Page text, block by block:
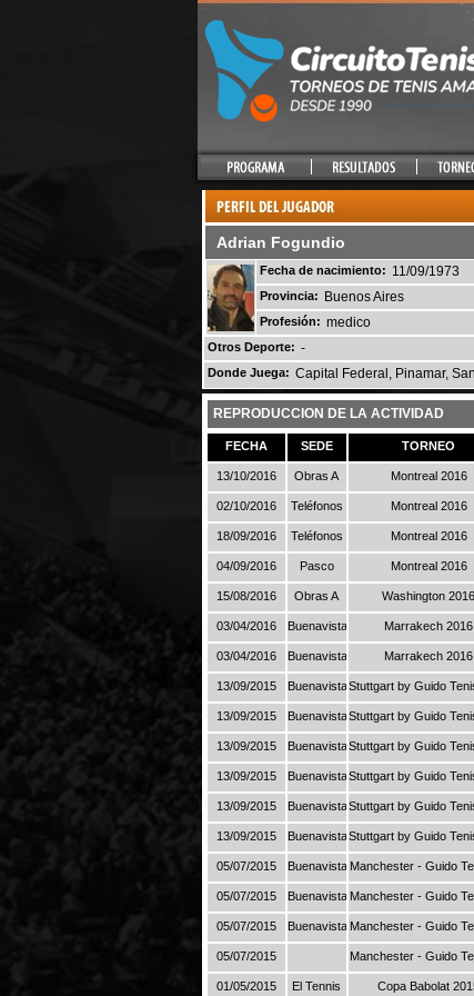
Adrian Fogundio
Fecha de nacimiento: 11/09/1973
Provincia: Buenos Aires
Profesión: medico
Otros Deporte: -
Donde Juega: Capital Federal, Pinamar,
REPRODUCCION DE LA ACTIVIDAD
FECHA SEDE TORNEO
13/10/2016 Obras A Montreal 2016
02/10/2016 Teléfonos Montreal 2016
18/09/2016 Teléfonos Montreal 2016
04/09/2016 Pasco Montreal 2016
15/08/2016 Obras A Washington 2016
03/04/2016 Buenavista Marrakech 2016
03/04/2016 Buenavista Marrakech 2016
13/09/2015 BuenavistaStuttgart by Guido
13/09/2015 BuenavistaStuttgart by Guido
13/09/2015 BuenavistaStuttgart by Guido
13/09/2015 BuenavistaStuttgart by Guido
13/09/2015 BuenavistaStuttgart by Guido
13/09/2015 BuenavistaStuttgart by Guido
05/07/2015 Buenavista Manchester - Guido
05/07/2015 Buenavista Manchester - Guido
05/07/2015 Buenavista Manchester - Guido
05/07/2015 Manchester - Guido
01/05/2015 El Tennis Copa Babolat